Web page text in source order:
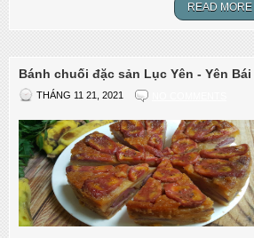
READ MORE
Bánh chuối đặc sản Lục Yên - Yên Bái
THÁNG 11 21, 2021